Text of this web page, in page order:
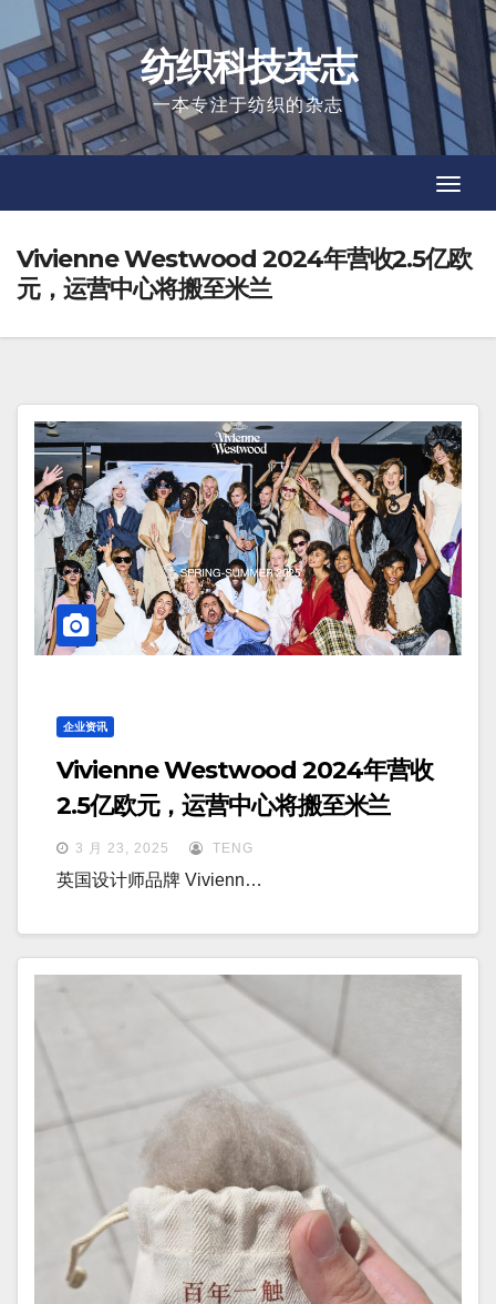
to
content
纺织科技杂志
一本专注于纺织的杂志
Vivienne Westwood 2024年营收2.5亿欧
元，运营中心将搬至米兰
企业资讯
Vivienne Westwood 2024年营收
2.5亿欧元，运营中心将搬至米兰
3 月 23, 2025 TENG
英国设计师品牌 Vivienn…